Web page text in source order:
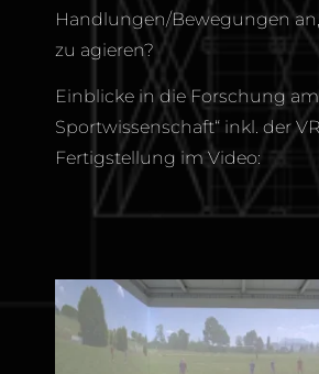
Handlungen/Bewegungen
zu agieren?
Einblicke in die Forschung
Sportwissenschaft“ inkl. der
Fertigstellung im Video: